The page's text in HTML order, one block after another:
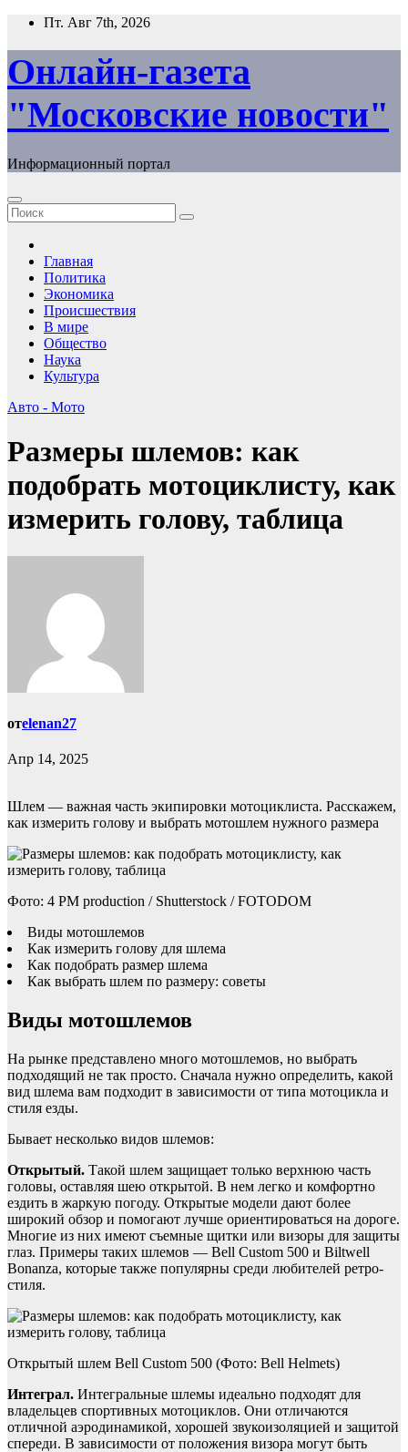
Перейти
содержимому
Пт. Авг 7th, 2026
Онлайн-газета
"Московские новости"
Информационный портал
Главная
Политика
Экономика
Происшествия
В мире
Общество
Наука
Культура
Авто - Мото
Размеры шлемов: как
подобрать мотоциклисту, как
измерить голову, таблица
отelenan27
Апр 14, 2025
Шлем — важная часть экипировки мотоциклиста. Расскажем,
как измерить голову и выбрать мотошлем нужного размера
Фото: 4 PM production / Shutterstock / FOTODOM
Виды мотошлемов
Как измерить голову для шлема
Как подобрать размер шлема
Как выбрать шлем по размеру: советы
Виды мотошлемов
На рынке представлено много мотошлемов, но выбрать
подходящий не так просто. Сначала нужно определить, какой
вид шлема вам подходит в зависимости от типа мотоцикла и
стиля езды.
Бывает несколько видов шлемов:
Открытый. Такой шлем защищает только верхнюю часть
головы, оставляя шею открытой. В нем легко и комфортно
ездить в жаркую погоду. Открытые модели дают более
широкий обзор и помогают лучше ориентироваться на дороге.
Многие из них имеют съемные щитки или визоры для защиты
глаз. Примеры таких шлемов — Bell Custom 500 и Biltwell
Bonanza, которые также популярны среди любителей ретро-
стиля.
Открытый шлем Bell Custom 500 (Фото: Bell Helmets)
Интеграл. Интегральные шлемы идеально подходят для
владельцев спортивных мотоциклов. Они отличаются
отличной аэродинамикой, хорошей звукоизоляцией и защитой
спереди. В зависимости от положения визора могут быть